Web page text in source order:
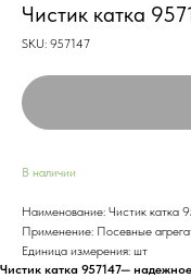
Чистик катка
SKU: 957147
В наличии
Наименование: Чистик катка
Применение: Посевные
Единица измерения: шт
Чистик катка 957147—